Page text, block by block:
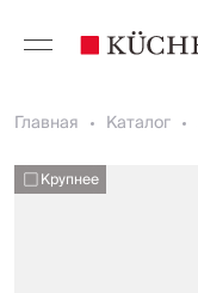
Главная Каталог
Крупнее